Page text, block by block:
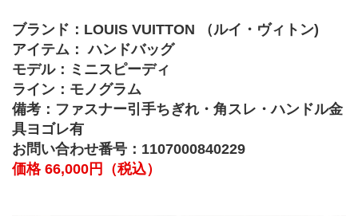
ブランド：LOUIS VUITTON （ルイ・ヴィトン)
アイテム： ハンドバッグ
モデル：ミニスピーディ
ライン：モノグラム
備考：ファスナー引手ちぎれ・角スレ・ハンドル金
具ヨゴレ有
お問い合わせ番号：1107000840229
価格 66,000円（税込）